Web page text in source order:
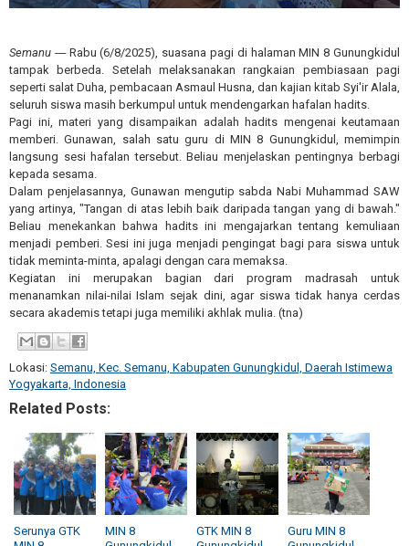
Semanu ---- Rabu (6/8/2025), suasana pagi di halaman MIN 8 Gunungkidul
tampak berbeda. Setelah melaksanakan rangkaian pembiasaan pagi
seperti salat Duha, pembacaan Asmaul Husna, dan kajian kitab Syi'ir Alala,
seluruh siswa masih berkumpul untuk mendengarkan hafalan hadits.
Pagi ini, materi yang disampaikan adalah hadits mengenai keutamaan
memberi. Gunawan, salah satu guru di MIN 8 Gunungkidul, memimpin
langsung sesi hafalan tersebut. Beliau menjelaskan pentingnya berbagi
kepada sesama.
Dalam penjelasannya, Gunawan mengutip sabda Nabi Muhammad SAW
yang artinya, "Tangan di atas lebih baik daripada tangan yang di bawah."
Beliau menekankan bahwa hadits ini mengajarkan tentang kemuliaan
menjadi pemberi. Sesi ini juga menjadi pengingat bagi para siswa untuk
tidak meminta-minta, apalagi dengan cara memaksa.
Kegiatan ini merupakan bagian dari program madrasah untuk
menanamkan nilai-nilai Islam sejak dini, agar siswa tidak hanya cerdas
secara akademis tetapi juga memiliki akhlak mulia. (tna)
Lokasi: Semanu, Kec. Semanu, Kabupaten Gunungkidul, Daerah Istimewa
Yogyakarta, Indonesia
Related Posts:
Serunya GTK
MIN 8
GTK MIN 8
Guru MIN 8